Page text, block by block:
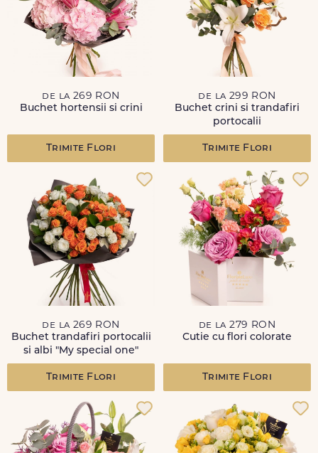
de la 269 RON
Buchet hortensii si crini
Trimite Flori
de la 299 RON
Buchet crini si trandafiri
portocalii
Trimite Flori
de la 269 RON
Buchet trandafiri portocalii
si albi "My special one"
Trimite Flori
de la 279 RON
Cutie cu flori colorate
Trimite Flori